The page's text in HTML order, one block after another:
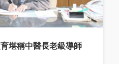
堪稱中醫長老級導師